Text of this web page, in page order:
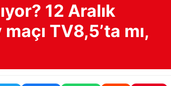
12 Aralık
TV8,5’ta mı,